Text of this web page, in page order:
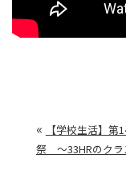
«
【学校生活】第
祭 ～33HRのクラ